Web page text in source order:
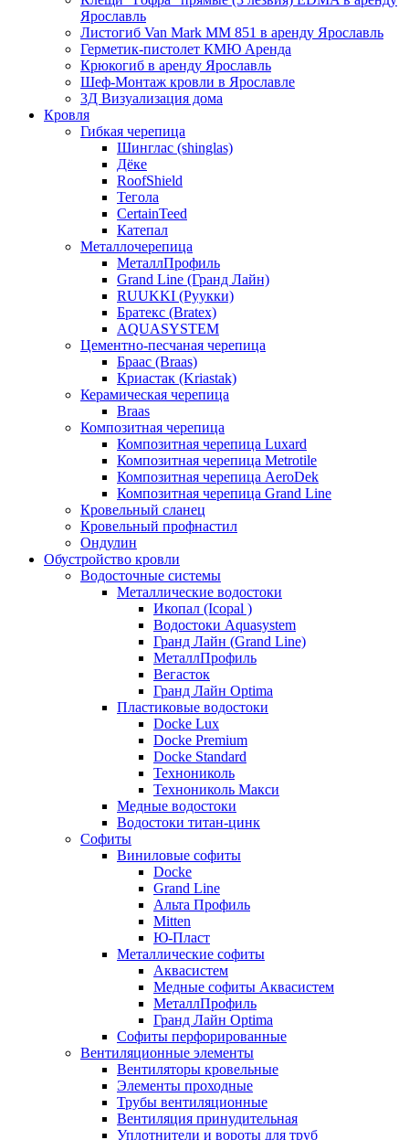
Ярославль
Листогиб Van Mark MM 851 в аренду Ярославль
Герметик-пистолет КМЮ Аренда
Крюкогиб в аренду Ярославль
Шеф-Монтаж кровли в Ярославле
3Д Визуализация дома
Кровля
Гибкая черепица
Шинглас (shinglas)
Дёке
RoofShield
Тегола
CertainTeed
Катепал
Металлочерепица
МеталлПрофиль
Grand Line (Гранд Лайн)
RUUKKI (Руукки)
Братекс (Bratex)
AQUASYSTEM
Цементно-песчаная черепица
Браас (Braas)
Криастак (Kriastak)
Керамическая черепица
Braas
Композитная черепица
Композитная черепица Luxard
Композитная черепица Metrotile
Композитная черепица AeroDek
Композитная черепица Grand Line
Кровельный сланец
Кровельный профнастил
Ондулин
Обустройство кровли
Водосточные системы
Металлические водостоки
Икопал (Icopal )
Водостоки Aquasystem
Гранд Лайн (Grand Line)
МеталлПрофиль
Вегасток
Гранд Лайн Optima
Пластиковые водостоки
Docke Lux
Docke Premium
Docke Standard
Технониколь
Технониколь Макси
Медные водостоки
Водостоки титан-цинк
Софиты
Виниловые софиты
Docke
Grand Line
Альта Профиль
Mitten
Ю-Пласт
Металлические софиты
Аквасистем
Медные софиты Аквасистем
МеталлПрофиль
Гранд Лайн Optima
Софиты перфорированные
Вентиляционные элементы
Вентиляторы кровельные
Элементы проходные
Трубы вентиляционные
Вентиляция принудительная
Уплотнители и вороты для труб